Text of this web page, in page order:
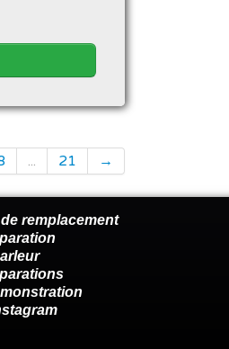
... 21 →
remplacement